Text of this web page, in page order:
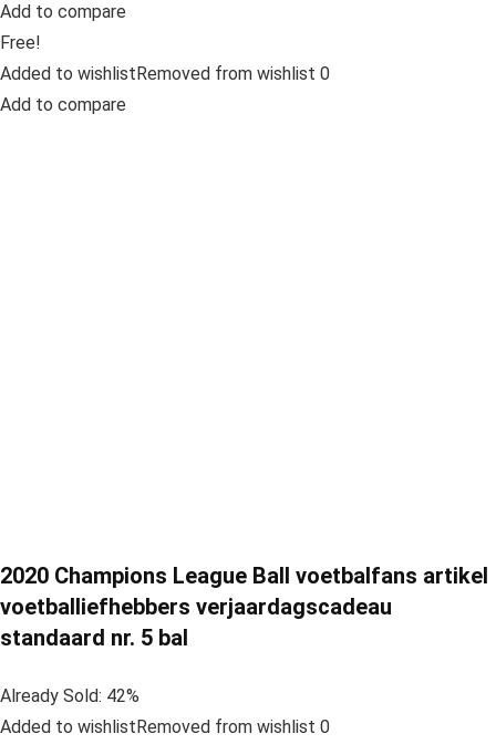
Add to compare
Free!
Added to wishlistRemoved from wishlist 0
Add to compare
2020 Champions League Ball voetbalfans artikel
voetballiefhebbers verjaardagscadeau
standaard nr. 5 bal
Already Sold: 42%
Added to wishlistRemoved from wishlist 0